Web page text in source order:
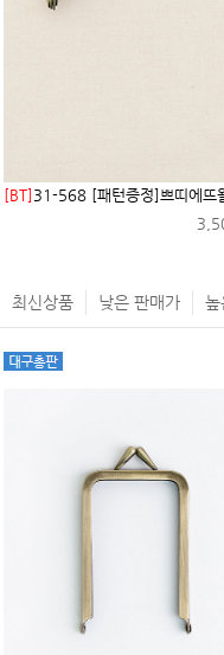
[BT] 31-568 [패턴증정]쁘띠에뜨
최신상품 낮은 판매가 높